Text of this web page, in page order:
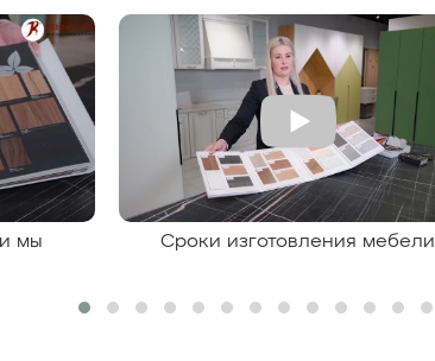
мы
Сроки изготовления мебели